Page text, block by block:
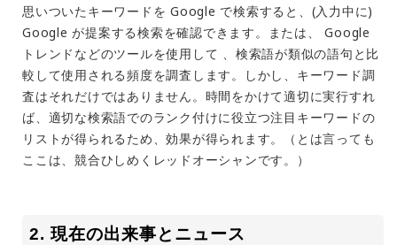
思いついたキーワードを Google で検索すると、(入力中に)
Google が提案する検索を確認できます。または、 Google
トレンドなどのツールを使用して 、検索語が類似の語句と比
較して使用される頻度を調査します。しかし、キーワード調
査はそれだけではありません。時間をかけて適切に実行すれ
ば、適切な検索語でのランク付けに役立つ注目キーワードの
リストが得られるため、効果が得られます。（とは言っても
ここは、競合ひしめくレッドオーシャンです。）
2. 現在の出来事とニュース